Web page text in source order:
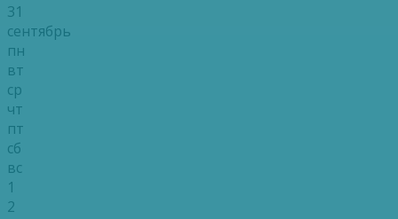
31
сентябрь
пн
вт
ср
чт
пт
сб
вс
1
2